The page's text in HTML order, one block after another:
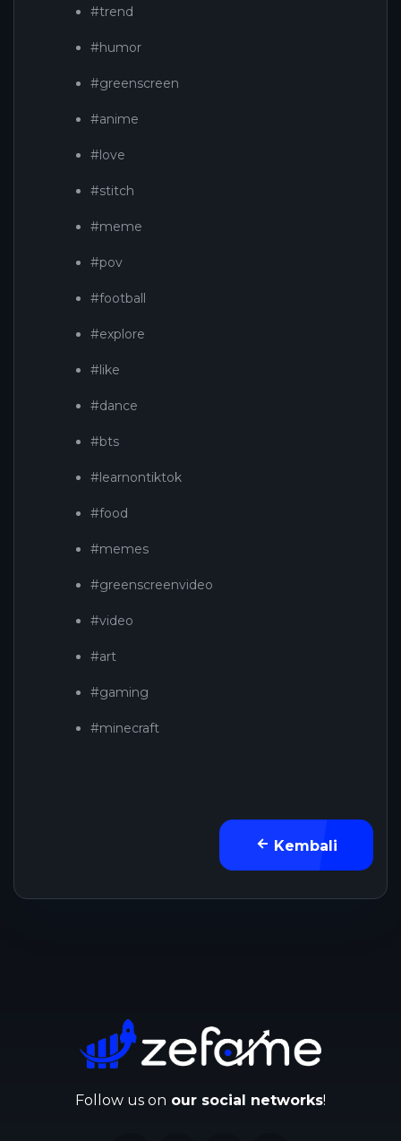
#trend
#humor
#greenscreen
#anime
#love
#stitch
#meme
#pov
#football
#explore
#like
#dance
#bts
#learnontiktok
#food
#memes
#greenscreenvideo
#video
#art
#gaming
#minecraft
Kembali
Follow us on our social networks!